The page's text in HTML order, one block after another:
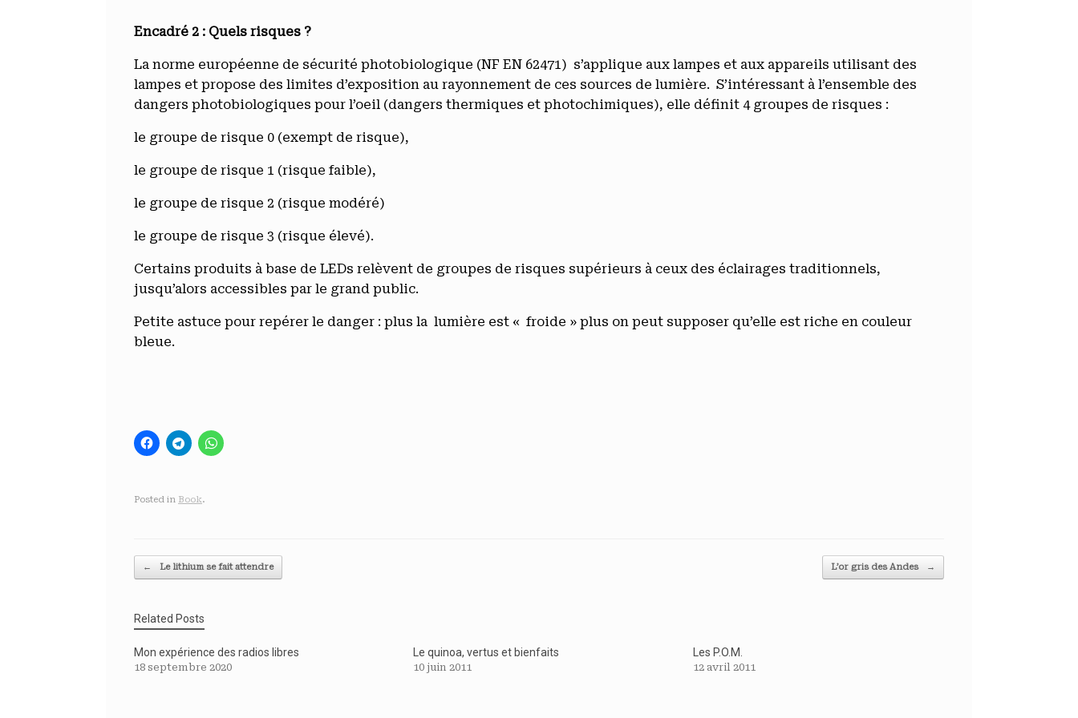
Encadré 2 : Quels risques ?
La norme européenne de sécurité photobiologique (NF EN 62471) s’applique aux lampes et aux appareils utilisant des
lampes et propose des limites d’exposition au rayonnement de ces sources de lumière. S’intéressant à l’ensemble des
dangers photobiologiques pour l’oeil (dangers thermiques et photochimiques), elle définit 4 groupes de risques :
le groupe de risque 0 (exempt de risque),
le groupe de risque 1 (risque faible),
le groupe de risque 2 (risque modéré)
le groupe de risque 3 (risque élevé).
Certains produits à base de LEDs relèvent de groupes de risques supérieurs à ceux des éclairages traditionnels,
jusqu’alors accessibles par le grand public.
Petite astuce pour repérer le danger : plus la lumière est « froide » plus on peut supposer qu’elle est riche en couleur
bleue.
Posted in Book.
Post navigation
← Le lithium se fait attendre L’or gris des Andes →
Related Posts
Mon expérience des radios libres
18 septembre 2020
Le quinoa, vertus et bienfaits
10 juin 2011
Les P.O.M.
12 avril 2011